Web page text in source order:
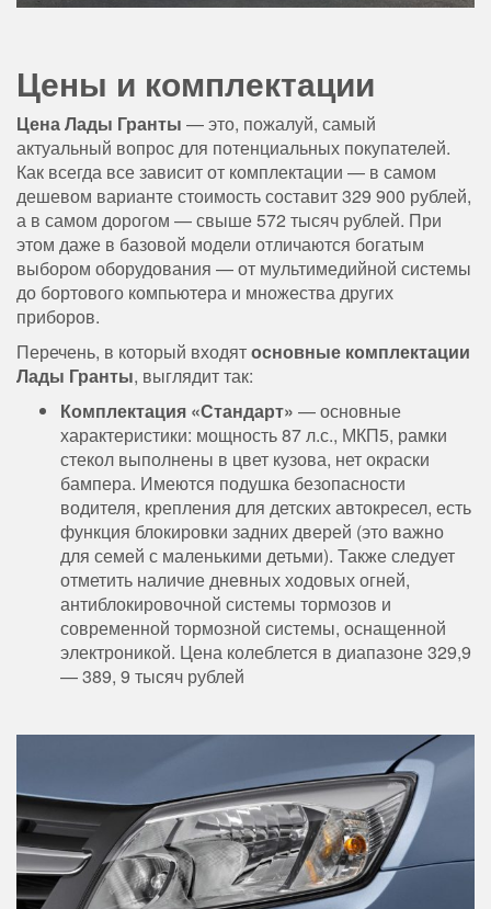
Цены и комплектации
Цена Лады Гранты — это, пожалуй, самый
актуальный вопрос для потенциальных покупателей.
Как всегда все зависит от комплектации — в самом
дешевом варианте стоимость составит 329 900 рублей,
а в самом дорогом — свыше 572 тысяч рублей. При
этом даже в базовой модели отличаются богатым
выбором оборудования — от мультимедийной системы
до бортового компьютера и множества других
приборов.
Перечень, в который входятосновные комплектации
Лады Гранты, выглядит так:
Комплектация «Стандарт» — основные
характеристики: мощность 87 л.с., МКП5, рамки
стекол выполнены в цвет кузова, нет окраски
бампера. Имеются подушка безопасности
водителя, крепления для детских автокресел, есть
функция блокировки задних дверей (это важно
для семей с маленькими детьми). Также следует
отметить наличие дневных ходовых огней,
антиблокировочной системы тормозов и
современной тормозной системы, оснащенной
электроникой. Цена колеблется в диапазоне 329,9
— 389, 9 тысяч рублей